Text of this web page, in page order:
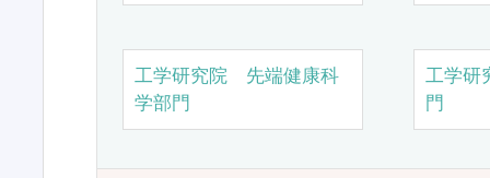
工学研究院 先端健康科
学部門
工学研
門